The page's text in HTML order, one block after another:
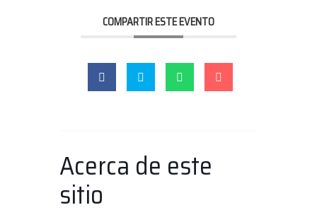
COMPARTIR ESTE EVENTO
Acerca de este
sitio